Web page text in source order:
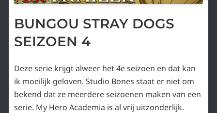
BUNGOU STRAY DOGS
SEIZOEN 4
Deze serie krijgt alweer het 4e seizoen en dat kan
ik moeilijk geloven. Studio Bones staat er niet om
bekend dat ze meerdere seizoenen maken van een
serie. My Hero Academia is al vrij uitzonderlijk.